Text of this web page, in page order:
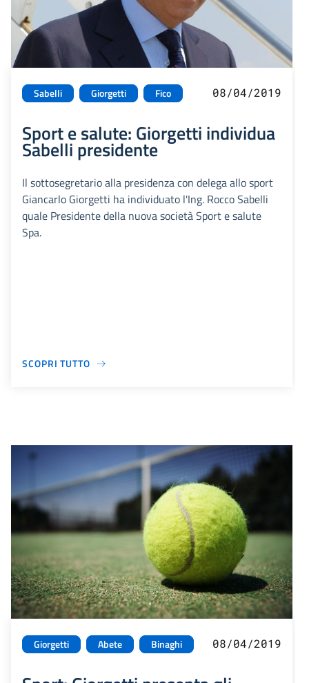
Sabelli Giorgetti Fico 08/04/2019
Sport e salute: Giorgetti individua
Sabelli presidente
Il sottosegretario alla presidenza con delega allo sport
Giancarlo Giorgetti ha individuato l'Ing. Rocco Sabelli
quale Presidente della nuova società Sport e salute
Spa.
SCOPRI TUTTO
Giorgetti Abete Binaghi 08/04/2019